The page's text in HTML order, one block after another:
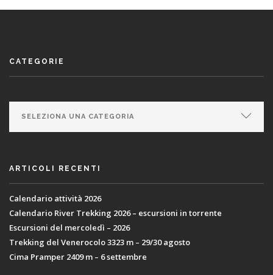
CATEGORIE
ARTICOLI RECENTI
Calendario attività 2026
Calendario River Trekking 2026 – escursioni in torrente
Escursioni del mercoledì – 2026
Trekking del Venerocolo 3323 m – 29/30 agosto
Cima Pramper 2409 m – 6 settembre